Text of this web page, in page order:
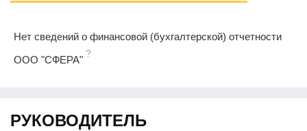
Нет сведений о финансовой (бухгалтерской) отчетности
ООО "СФЕРА"
?
РУКОВОДИТЕЛЬ